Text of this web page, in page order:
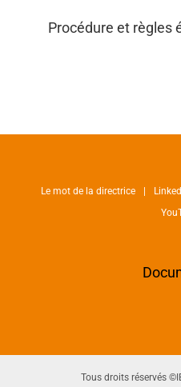
Procédure et règles
Le mot de la directrice
Tous droits réservés